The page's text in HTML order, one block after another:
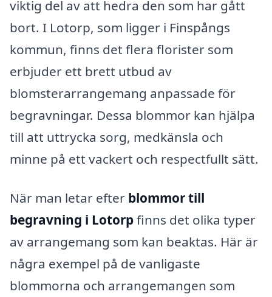
viktig del av att hedra den som har gått
bort. I Lotorp, som ligger i Finspångs
kommun, finns det flera florister som
erbjuder ett brett utbud av
blomsterarrangemang anpassade för
begravningar. Dessa blommor kan hjälpa
till att uttrycka sorg, medkänsla och
minne på ett vackert och respectfullt sätt.
När man letar efter blommor till
begravning i Lotorpfinns det olika typer
av arrangemang som kan beaktas. Här är
några exempel på de vanligaste
blommorna och arrangemangen som